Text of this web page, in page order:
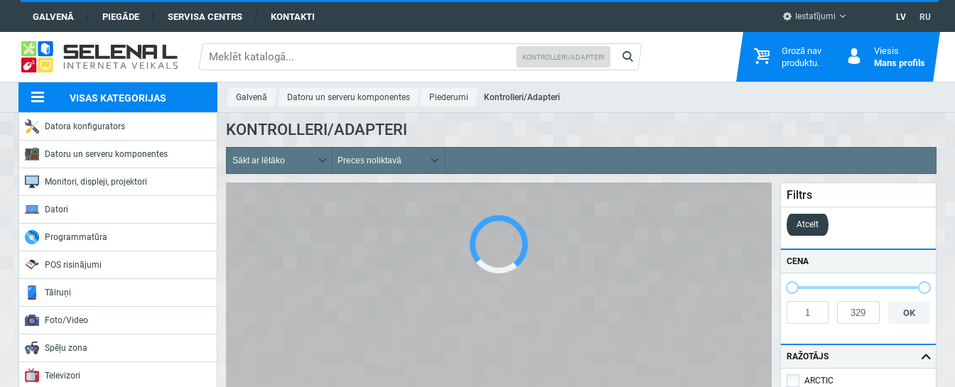
GALVENĀ PIEGĀDE SERVISA CENTRS KONTAKTI Iestatījumi LV RU
Grozā nav
produktu.
Viesis
Mans profils
VISAS KATEGORIJAS Galvenā Datoru un serveru komponentes Piederumi Kontrolleri/Adapteri
Datora konfigurators
Datoru un serveru komponentes
Monitori, displeji, projektori
Datori
Programmatūra
POS risinājumi
Tālruņi
Foto/Video
Spēļu zona
Televizori
KONTROLLERI/ADAPTERI
Filtrs
Atcelt
CENA
OK
RAŽOTĀJS
ARCTIC